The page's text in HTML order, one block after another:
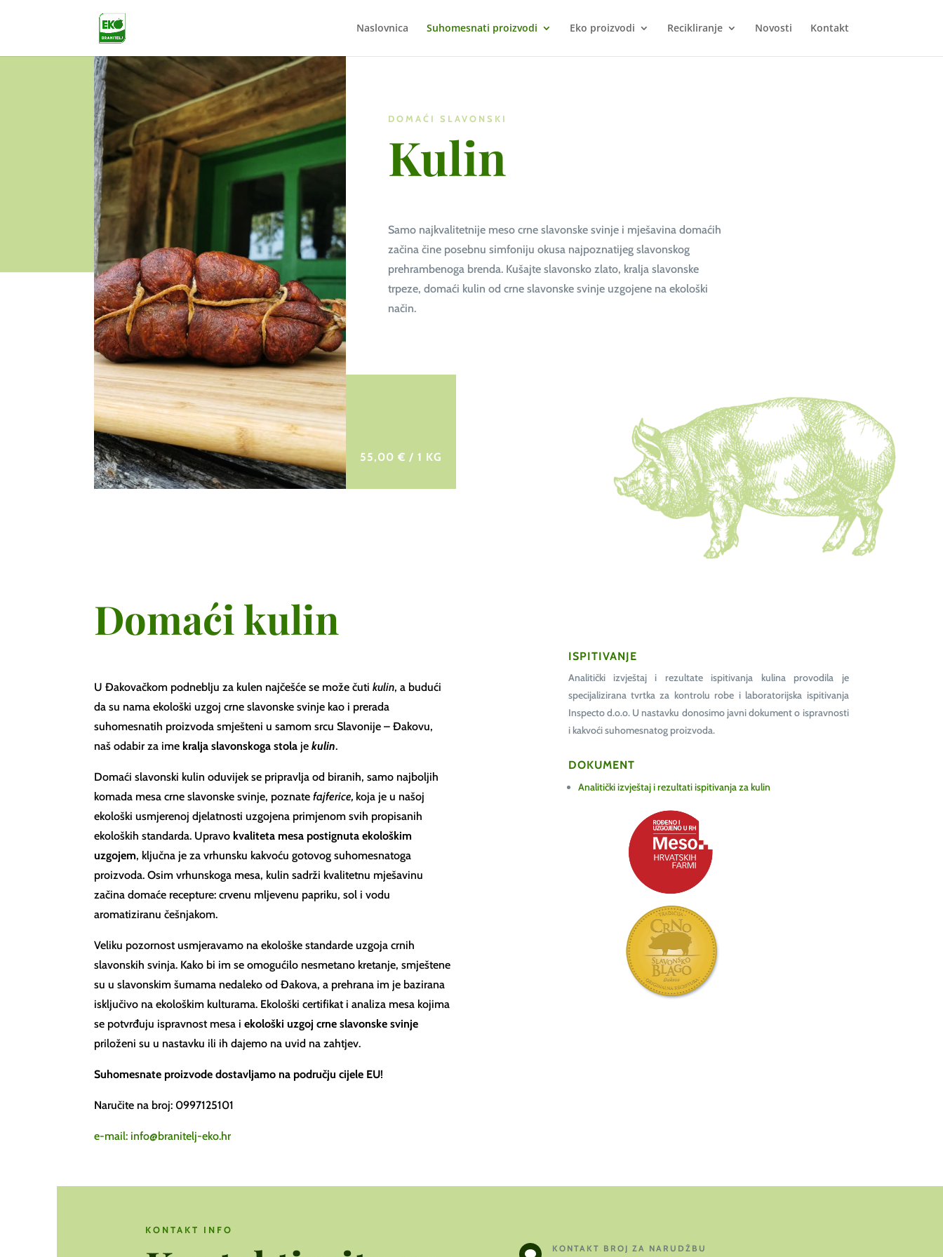
Naslovnica Suhomesnati proizvodi Eko proizvodi Recikliranje Novosti Kontakt
DOMAĆI SLAVONSKI
Kulin
Samo najkvalitetnije meso crne slavonske svinje i mješavina domaćih
začina čine posebnu simfoniju okusa najpoznatijeg slavonskog
prehrambenoga brenda. Kušajte slavonsko zlato, kralja slavonske
trpeze, domaći kulin od crne slavonske svinje uzgojene na ekološki
način.
55,00 € / 1 KG
Domaći kulin
U Đakovačkom podneblju za kulen najčešće se može čutikulin, a budući
da su nama ekološki uzgoj crne slavonske svinje kao i prerada
suhomesnatih proizvoda smješteni u samom srcu Slavonije – Đakovu,
naš odabir za imekralja slavonskoga stola jekulin.
Domaći slavonski kulin oduvijek se pripravlja od biranih, samo najboljih
komada mesa crne slavonske svinje, poznatefajferice, koja je u našoj
ekološki usmjerenoj djelatnosti uzgojena primjenom svih propisanih
ekoloških standarda. Upravokvaliteta mesa postignuta ekološkim
uzgojem, ključna je za vrhunsku kakvoću gotovog suhomesnatoga
proizvoda. Osim vrhunskoga mesa, kulin sadrži kvalitetnu mješavinu
začina domaće recepture: crvenu mljevenu papriku, sol i vodu
aromatiziranu češnjakom.
Veliku pozornost usmjeravamo na ekološke standarde uzgoja crnih
slavonskih svinja. Kako bi im se omogućilo nesmetano kretanje, smještene
su u slavonskim šumama nedaleko od Đakova, a prehrana im je bazirana
isključivo na ekološkim kulturama. Ekološki certifikat i analiza mesa kojima
se potvrđuju ispravnost mesa iekološki uzgoj crne slavonske svinje
priloženi su u nastavku ili ih dajemo na uvid na zahtjev.
Suhomesnate proizvode dostavljamo na području cijele EU!
Naručite na broj: 0997125101
e-mail: info@branitelj-eko.hr
ISPITIVANJE
Analitički izvještaj i rezultate ispitivanja kulina provodila je
specijalizirana tvrtka za kontrolu robe i laboratorijska ispitivanja
Inspecto d.o.o. U nastavku donosimo javni dokument o ispravnosti
i kakvoći suhomesnatog proizvoda.
DOKUMENT
Analitički izvještaj i rezultati ispitivanja za kulin
KONTAKT INFO

KONTAKT BROJ ZA NARUDŽBU